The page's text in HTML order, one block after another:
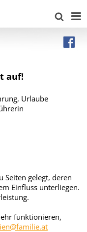
auf!
Urlaube
Seiten gelegt, deren
Einfluss unterliegen.
funktionieren,